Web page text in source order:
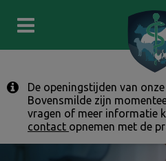
ZoekDe openingstijden van
Bovensmilde zijn
vragen of meer informatie
contact opnemen met de